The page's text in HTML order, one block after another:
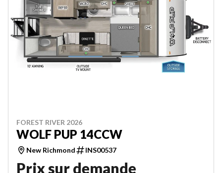
FOREST RIVER 2026
WOLF PUP 14CCW
New Richmond INS00537
Prix sur demande